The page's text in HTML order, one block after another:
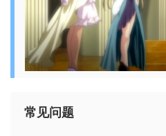
常见问题